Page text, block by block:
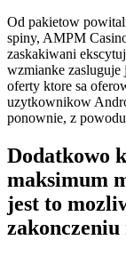
Od pakietow
spiny, AMPM
zaskakiwani
wzmianke zasluguje
oferty ktore sa
uzytkownikow
ponownie, z
Dodatkowo
maksimum
jest to